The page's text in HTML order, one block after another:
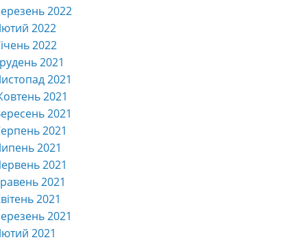
2022
2022
2022
2021
2021
2021
2021
2021
2021
2021
2021
2021
2021
2021